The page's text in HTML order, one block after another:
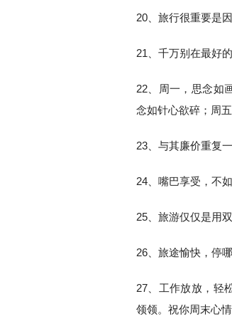
20、旅行很重要是
21、千万别在最好
22、周一，思念如
念如针心欲碎；周
23、与其廉价重复
24、嘴巴享受，不
25、旅游仅仅是用
26、旅途愉快，停
27、工作放放，轻
领领。祝你周末心情